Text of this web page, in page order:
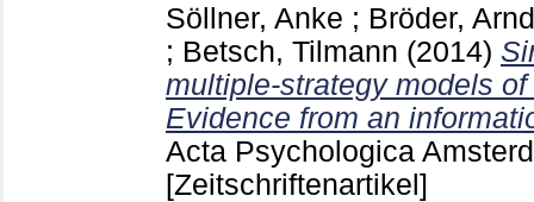
Söllner, Anke ; Bröder,
; Betsch, Tilmann (2014)
multiple-strategy models
Evidence from an
Acta Psychologica
[Zeitschriftenartikel]